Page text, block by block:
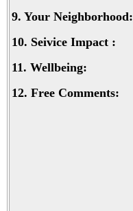
9. Your Neighborhood:
10. Seivice Impact :
11. Wellbeing:
12. Free Comments: